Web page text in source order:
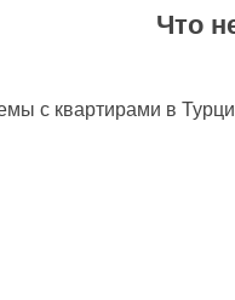
Что
с квартирами в